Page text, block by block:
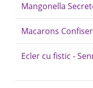
Mangonella
Macarons
Ecler cu fistic -